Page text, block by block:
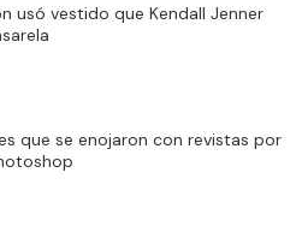
usó vestido que Kendall Jenner
que se enojaron con revistas por